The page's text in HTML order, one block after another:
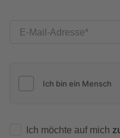
E-Mail-Adresse
Ich möchte auf mich